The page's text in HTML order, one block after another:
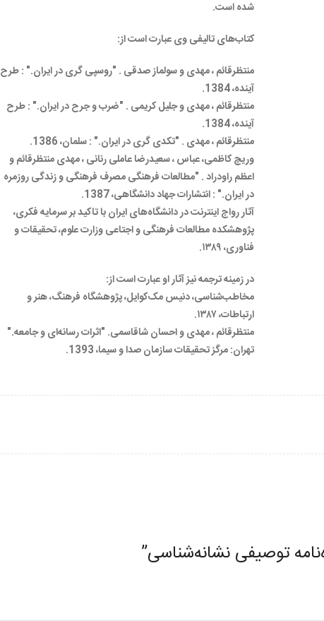
شده است.
کتاب‌های تالیفی وی عبارت است از:
منتظرقائم ، مهدی و سولماز صدقی . "روسپی گری در ایران." : طرح
آینده، 1384.
منتظرقائم ، مهدی و جلیل کریمی . "ضرب و جرح در ایران." : طرح
آینده، 1384.
منتظرقائم ، مهدی . "تکدی گری در ایران." : سلمان، 1386.
وریچ کاظمی، عباس ، سعیدرضا عاملی رنانی ، مهدی منتظرقائم و
اعظم راودراد . "مطالعات فرهنگی مصرف فرهنگی و زندگی روزمره
در ایران." : انتشارات جهاد دانشگاهی، 1387.
آثار رواج اینترنت در دانشگاه‌های ایران با تاکید بر سرمایه فکری،
پژوهشکده مطالعات فرهنگی و اجتاعی وزارت علوم، تحقیقات و
فناوری، ۱۳۸۹.
در زمینه ترجمه نیز آثار او عبارت است از:
مخاطب‌شناسی، دنیس مک‌کوایل، پژوهشگاه فرهنگ، هنر و
ارتباطات، ۱۳۸۷.
منتظرقائم ، مهدی و احسان شاقاسمی. "اثرات رسانه‌ای و جامعه."
تهران: مرگز تحقیقات سازمان صدا و سیما، 1393.
توصیفی نشانه‌شناسی”